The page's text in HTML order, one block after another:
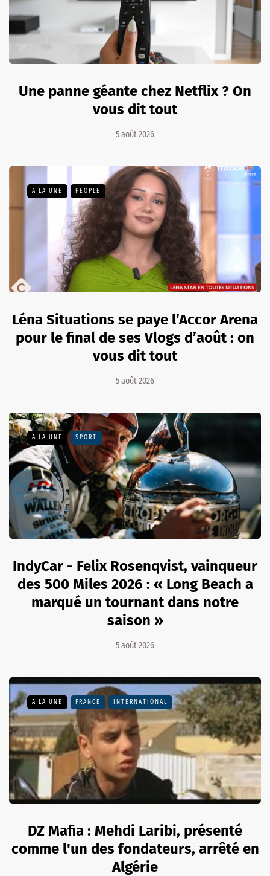
Une panne géante chez Netflix ? On
vous dit tout
5 août 2026
A LA UNE PEOPLE
Léna Situations se paye l’Accor Arena
pour le final de ses Vlogs d’août : on
vous dit tout
5 août 2026
A LA UNE SPORT
IndyCar - Felix Rosenqvist, vainqueur
des 500 Miles 2026 : « Long Beach a
marqué un tournant dans notre
saison »
5 août 2026
A LA UNE FRANCE INTERNATIONAL
DZ Mafia : Mehdi Laribi, présenté
comme l'un des fondateurs, arrêté en
Algérie